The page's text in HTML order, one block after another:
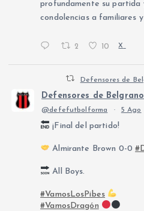
profundamente su partida
condolencias a familiares
2 10 X
Defensores de
Defensores de
@defefutbolforma · 5 Ago
¡Final del partido!
Almirante Brown 0-0
All Boys.
#VamosLosPibes
#VamosDragón